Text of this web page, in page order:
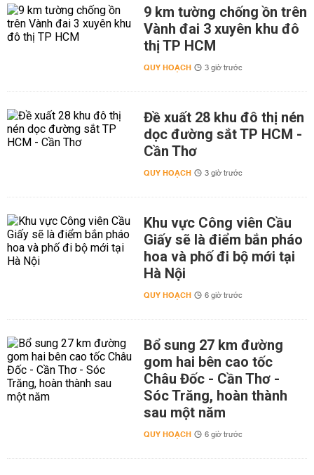
9 km tường chống ồn trên
Vành đai 3 xuyên khu đô
thị TP HCM
QUY HOẠCH 3 giờ trước
Đề xuất 28 khu đô thị nén
dọc đường sắt TP HCM -
Cần Thơ
QUY HOẠCH 3 giờ trước
Khu vực Công viên Cầu
Giấy sẽ là điểm bắn pháo
hoa và phố đi bộ mới tại
Hà Nội
QUY HOẠCH 6 giờ trước
Bổ sung 27 km đường
gom hai bên cao tốc
Châu Đốc - Cần Thơ -
Sóc Trăng, hoàn thành
sau một năm
QUY HOẠCH 6 giờ trước